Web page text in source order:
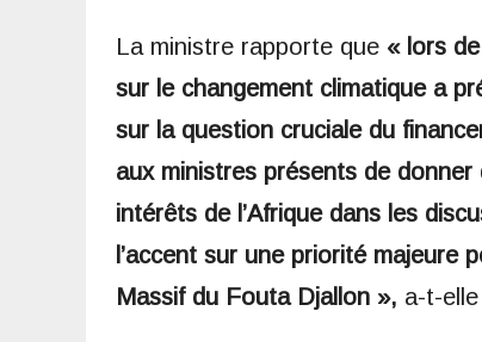
La ministre rapporte que « lors
sur le changement climatique a
sur la question cruciale du
aux ministres présents de
intérêts de l’Afrique dans les
l’accent sur une priorité majeure
Massif du Fouta Djallon », a-t-